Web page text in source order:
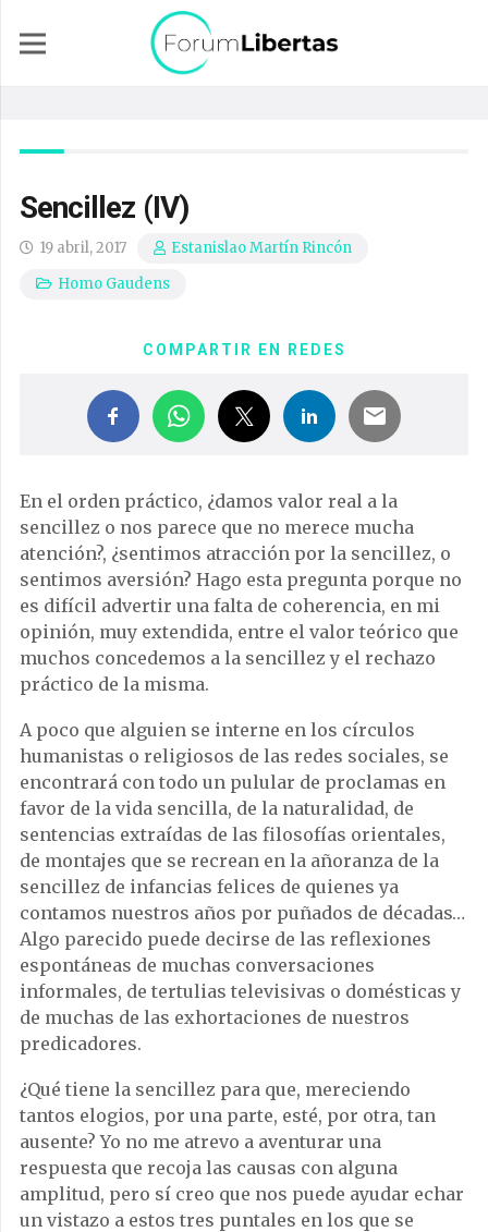
Sencillez (IV)
19 abril, 2017
Estanislao Martín Rincón
Homo Gaudens
COMPARTIR EN REDES
En el orden práctico, ¿damos valor real a la
sencillez o nos parece que no merece mucha
atención?, ¿sentimos atracción por la sencillez, o
sentimos aversión? Hago esta pregunta porque no
es difícil advertir una falta de coherencia, en mi
opinión, muy extendida, entre el valor teórico que
muchos concedemos a la sencillez y el rechazo
práctico de la misma.
A poco que alguien se interne en los círculos
humanistas o religiosos de las redes sociales, se
encontrará con todo un pulular de proclamas en
favor de la vida sencilla, de la naturalidad, de
sentencias extraídas de las filosofías orientales,
de montajes que se recrean en la añoranza de la
sencillez de infancias felices de quienes ya
contamos nuestros años por puñados de décadas…
Algo parecido puede decirse de las reflexiones
espontáneas de muchas conversaciones
informales, de tertulias televisivas o domésticas y
de muchas de las exhortaciones de nuestros
predicadores.
¿Qué tiene la sencillez para que, mereciendo
tantos elogios, por una parte, esté, por otra, tan
ausente? Yo no me atrevo a aventurar una
respuesta que recoja las causas con alguna
amplitud, pero sí creo que nos puede ayudar echar
un vistazo a estos tres puntales en los que se